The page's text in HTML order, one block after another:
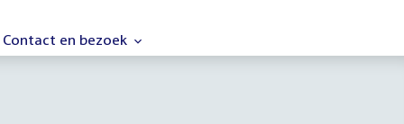
Contact en bezoek